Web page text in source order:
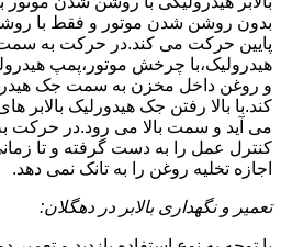
بدون روشن شدن موتور و فقط با
پایین حرکت می کند.در حرکت به سمت
هیدرولیک،با چرخش موتور،پمپ
و روغن داخل مخزن به سمت جک
کند.با بالا رفتن جک هیدورلیک بالابر
می آید و سمت بالا می رود.در حرکت
کنترل عمل را به دست گرفته و تا
اجازه تخلیه روغن را به تانک نمی دهد.
تعمیر و نگهداری بالابر در دهگلان: